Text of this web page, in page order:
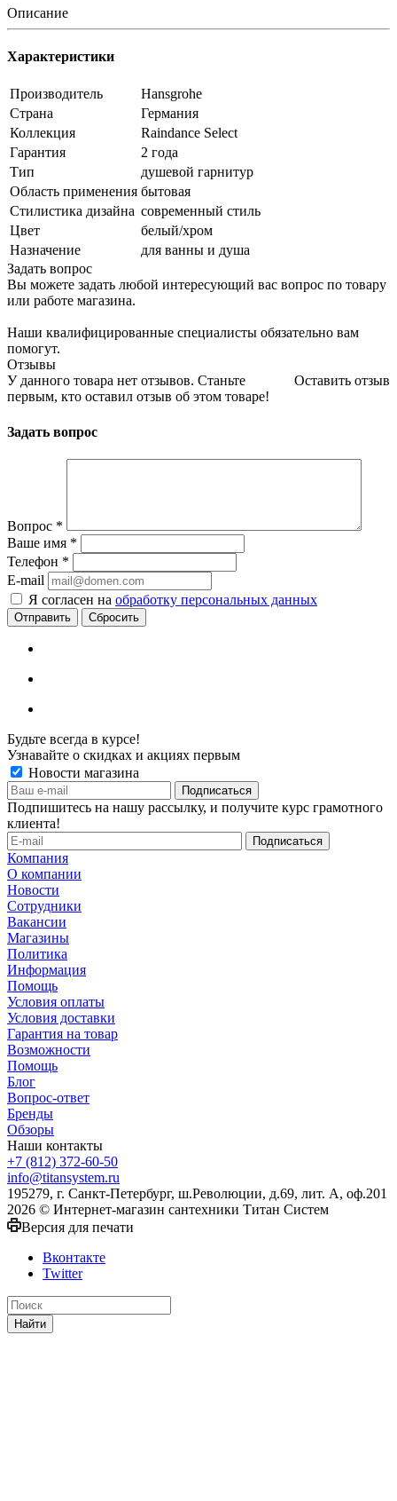
Описание
Характеристики
Производитель
Hansgrohe
Страна
Германия
Коллекция
Raindance Select
Гарантия
2 года
Тип
душевой гарнитур
Область применения бытовая
Стилистика дизайна современный стиль
Цвет
белый/хром
Назначение
для ванны и душа
Задать вопрос
Вы можете задать любой интересующий вас вопрос по товару
или работе магазина.
Наши квалифицированные специалисты обязательно вам
помогут.
Отзывы
Оставить отзыв
У данного товара нет отзывов. Станьте
первым, кто оставил отзыв об этом товаре!
Задать вопрос
Вопрос *
Ваше имя *
Телефон *
E-mail
Я согласен на обработку персональных данных
Сбросить
Будьте всегда в курсе!
Узнавайте о скидках и акциях первым
Новости магазина
Подпишитесь на нашу рассылку, и получите курс грамотного
клиента!
Компания
О компании
Новости
Сотрудники
Вакансии
Магазины
Политика
Информация
Помощь
Условия оплаты
Условия доставки
Гарантия на товар
Возможности
Помощь
Блог
Вопрос-ответ
Бренды
Обзоры
Наши контакты
+7 (812) 372-60-50
info@titansystem.ru
195279, г. Санкт-Петербург, ш.Революции, д.69, лит. А, оф.201
2026 © Интернет-магазин сантехники Титан Систем
Версия для печати
Вконтакте
Twitter
Найти